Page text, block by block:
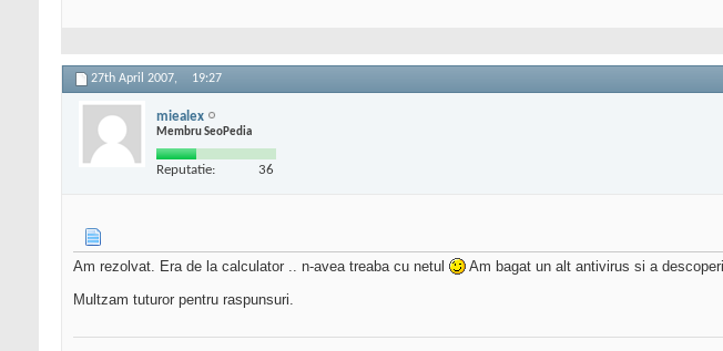
27th April 2007, 19:27
miealex
Membru SeoPedia
Reputatie: 36
Am rezolvat. Era de la calculator .. n-avea treaba cu netul
Am bagat un alt antivirus si a
Multzam tuturor pentru raspunsuri.